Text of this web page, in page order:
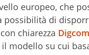
europeo, che
possibilità di
chiarezza
modello su cui